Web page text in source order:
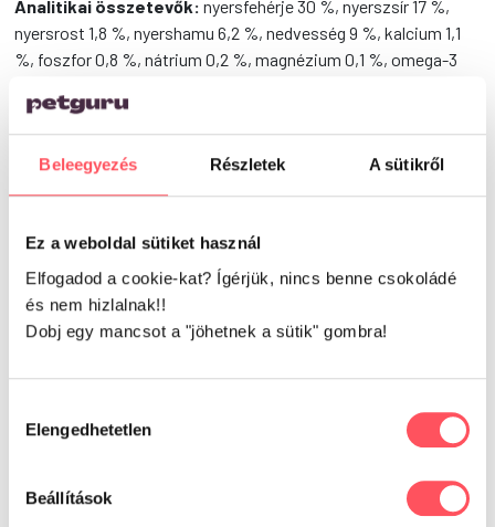
Beleegyezés Részletek A sütikről
Ez a weboldal sütiket használ
Elfogadod a cookie-kat? Ígérjük, nincs benne csokoládé
és nem hizlalnak!!
Dobj egy mancsot a "jöhetnek a sütik" gombra!
kiválasztása
Elengedhetetlen
Beállítások
Analitikai összetevők: nyersfehérje 30 %, nyerszsír 17 %,
nyersrost 1,8 %, nyershamu 6,2 %, nedvesség 9 %, kalcium 1,1
%, foszfor 0,8 %, nátrium 0,2 %, magnézium 0,1 %, omega-3
DHA (22:6 n-3) 0,15%, állati fehérje az összes fehérje 85%-a
Vélemények
0